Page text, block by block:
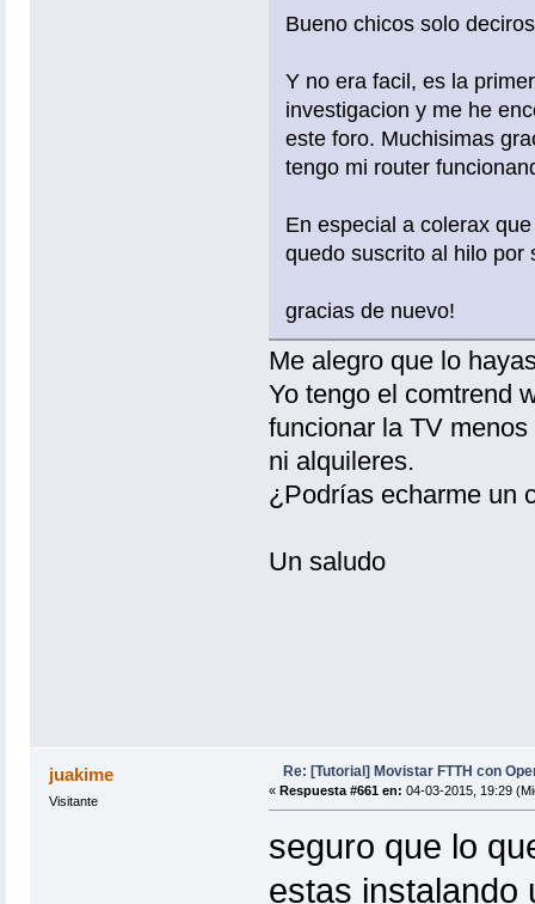
Bueno chicos solo
Y no era facil, es la
investigacion y me he
este foro. Muchisimas
tengo mi router
En especial a colerax
quedo suscrito al hilo por
gracias de nuevo!
Me alegro que lo
Yo tengo el comtrend
funcionar la TV
ni alquileres.
¿Podrías echarme un
Un saludo
juakime
Visitante
Re: [Tutorial] Movistar FTTH con
« Respuesta #661 en: 04-03-2015, 19:29
seguro que lo
estas instalando